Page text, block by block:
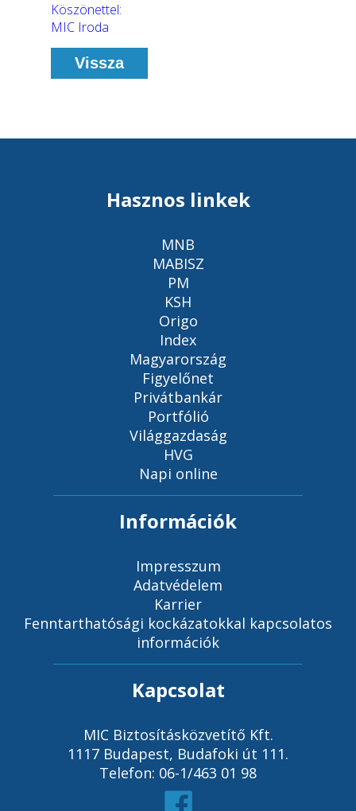
Köszönettel:
MIC Iroda
Vissza
Hasznos linkek
MNB
MABISZ
PM
KSH
Origo
Index
Magyarország
Figyelőnet
Privátbankár
Portfólió
Világgazdaság
HVG
Napi online
Információk
Impresszum
Adatvédelem
Karrier
Fenntarthatósági kockázatokkal kapcsolatos
információk
Kapcsolat
MIC Biztosításközvetítő Kft.
1117 Budapest, Budafoki út 111.
Telefon: 06-1/463 01 98